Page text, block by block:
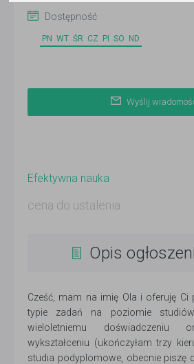
Dostępność
PN WT ŚR CZ PI SO ND
Wyślij
Efektywna nauka
cena do ustalenia
Opis
Cześć, mam na imię Ola i oferuję
typie zadań na poziomie
wieloletniemu doświadczeniu
wykształceniu (ukończyłam trzy
studia podyplomowe, obecnie piszę